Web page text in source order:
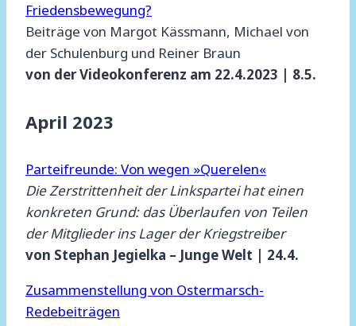
Friedensbewegung?
Beiträge von Margot Kässmann, Michael von
der Schulenburg und Reiner Braun
von der Videokonferenz am 22.4.2023 | 8.5.
April 2023
Parteifreunde: Von wegen »Querelen«
Die Zerstrittenheit der Linkspartei hat einen
konkreten Grund: das Überlaufen von Teilen
der Mitglieder ins Lager der Kriegstreiber
von Stephan Jegielka – Junge Welt | 24.4.
Zusammenstellung von Ostermarsch-
Redebeiträgen